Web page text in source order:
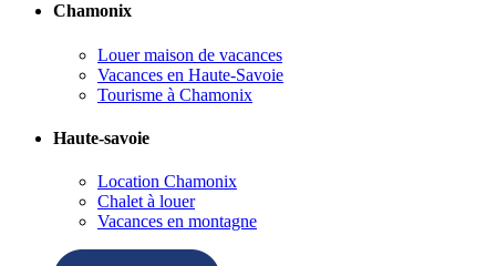
Chamonix
Louer maison de vacances
Vacances en Haute-Savoie
Tourisme à Chamonix
Haute-savoie
Location Chamonix
Chalet à louer
Vacances en montagne